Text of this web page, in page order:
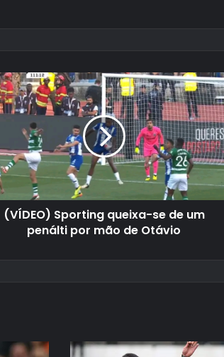
(VÍDEO) Sporting queixa-se de um
penálti por mão de Otávio